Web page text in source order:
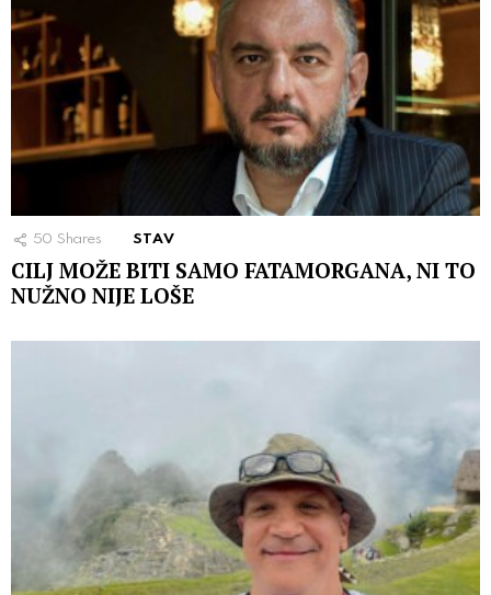
50 Shares STAV
CILJ MOŽE BITI SAMO FATAMORGANA, NI TO
NUŽNO NIJE LOŠE